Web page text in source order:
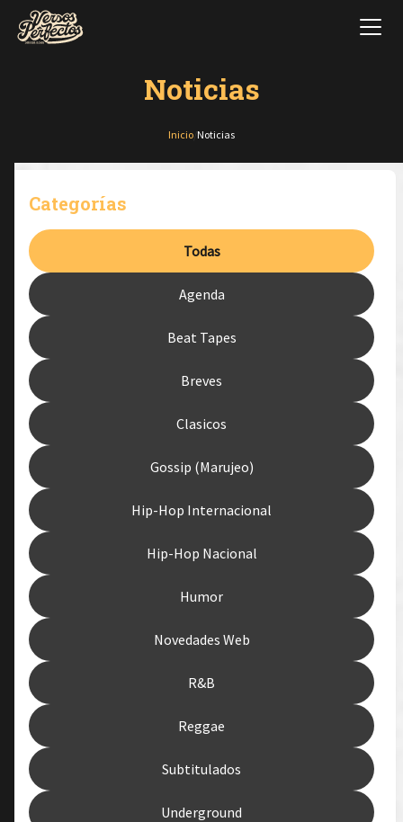
Noticias
Inicio Noticias
Categorías
Todas
Agenda
Beat Tapes
Breves
Clasicos
Gossip (Marujeo)
Hip-Hop Internacional
Hip-Hop Nacional
Humor
Novedades Web
R&B
Reggae
Subtitulados
Underground